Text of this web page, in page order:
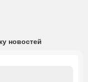
новостей